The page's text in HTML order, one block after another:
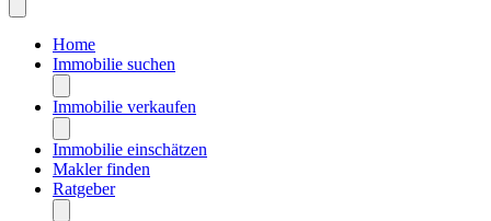
Home
Immobilie suchen
Immobilie verkaufen
Immobilie einschätzen
Makler finden
Ratgeber